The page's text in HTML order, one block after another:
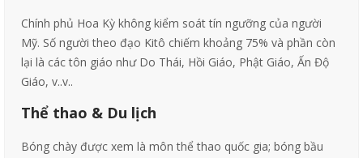
Chính phủ Hoa Kỳ không kiểm soát tín ngưỡng của người
Mỹ. Số người theo đạo Kitô chiếm khoảng 75% và phần còn
lại là các tôn giáo như Do Thái, Hồi Giáo, Phật Giáo, Ấn Độ
Giáo, v..v..
Thể thao & Du lịch
Bóng chày được xem là môn thể thao quốc gia; bóng bầu